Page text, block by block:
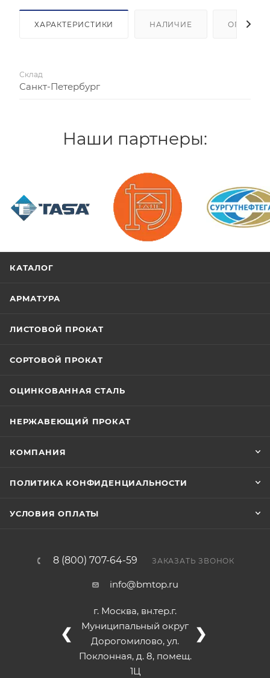
ХАРАКТЕРИСТИКИ НАЛИЧИЕ ОПЛАТА
Склад
Санкт-Петербург
Наши партнеры:
КАТАЛОГ
АРМАТУРА
ЛИСТОВОЙ ПРОКАТ
СОРТОВОЙ ПРОКАТ
ОЦИНКОВАННАЯ СТАЛЬ
НЕРЖАВЕЮЩИЙ ПРОКАТ
КОМПАНИЯ
ПОЛИТИКА КОНФИДЕНЦИАЛЬНОСТИ
УСЛОВИЯ ОПЛАТЫ
8 (800) 707-64-59 ЗАКАЗАТЬ ЗВОНОК
info@bmtop.ru
г. Москва, вн.тер.г.
Муниципальный округ
Дорогомилово, ул.
Поклонная, д. 8, помещ.
1Ц
❮ ❯